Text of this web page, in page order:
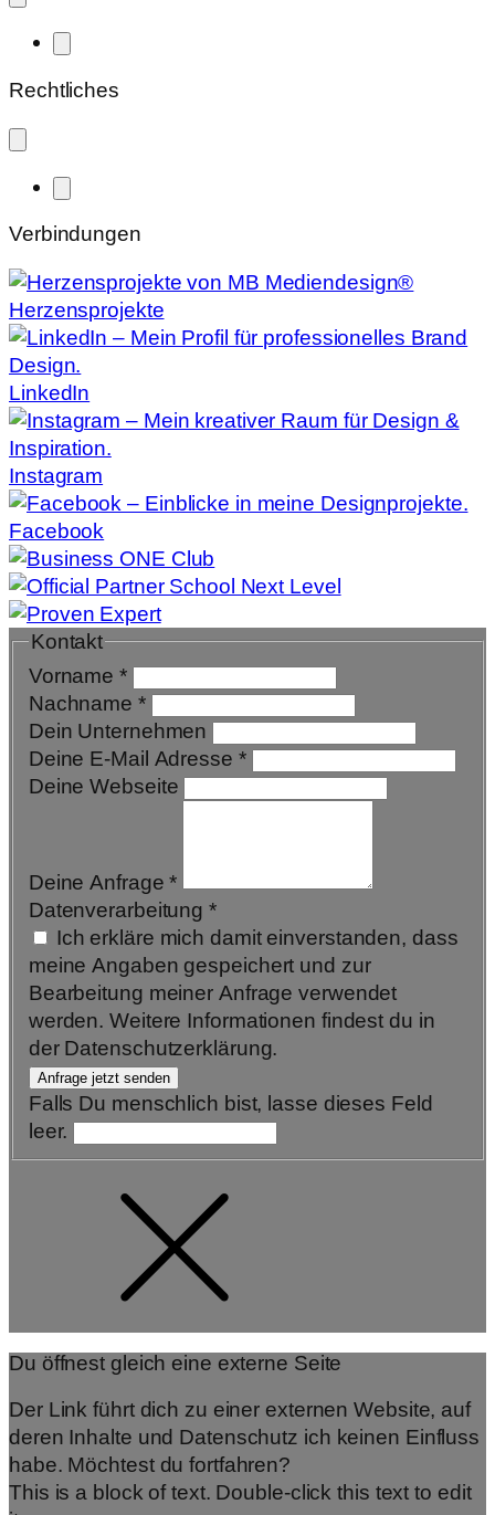
Rechtliches
Verbindungen
Herzensprojekte
LinkedIn
Instagram
Facebook
Kontakt
Vorname*
Nachname *
Dein Unternehmen
Deine E-Mail Adresse *
Deine Webseite
Deine Anfrage*
Datenverarbeitung*
meine Angaben gespeichert und zur
Bearbeitung meiner Anfrage verwendet
werden. Weitere Informationen findest du in
der Datenschutzerklärung.
Anfrage jetzt senden
Falls Du menschlich bist, lasse dieses Feld
leer.
Du öffnest gleich eine externe Seite
Der Link führt dich zu einer externen Website, auf
deren Inhalte und Datenschutz ich keinen Einfluss
habe. Möchtest du fortfahren?
This is a block of text. Double-click this text to edit